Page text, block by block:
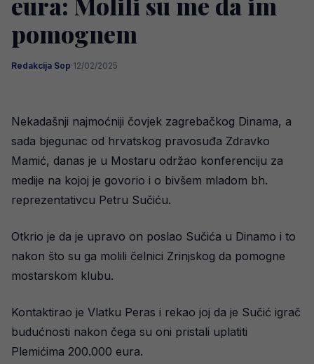
pomognem
Redakcija Sop·12/02/2025
Nekadašnji najmoćniji čovjek zagrebačkog Dinama, a
sada bjegunac od hrvatskog pravosuđa Zdravko
Mamić, danas je u Mostaru održao konferenciju za
medije na kojoj je govorio i o bivšem mladom bh.
reprezentativcu Petru Sučiću.
Otkrio je da je upravo on poslao Sučića u Dinamo i to
nakon što su ga molili čelnici Zrinjskog da pomogne
mostarskom klubu.
Kontaktirao je Vlatku Peras i rekao joj da je Sučić igrač
budućnosti nakon čega su oni pristali uplatiti
Plemićima 200.000 eura.